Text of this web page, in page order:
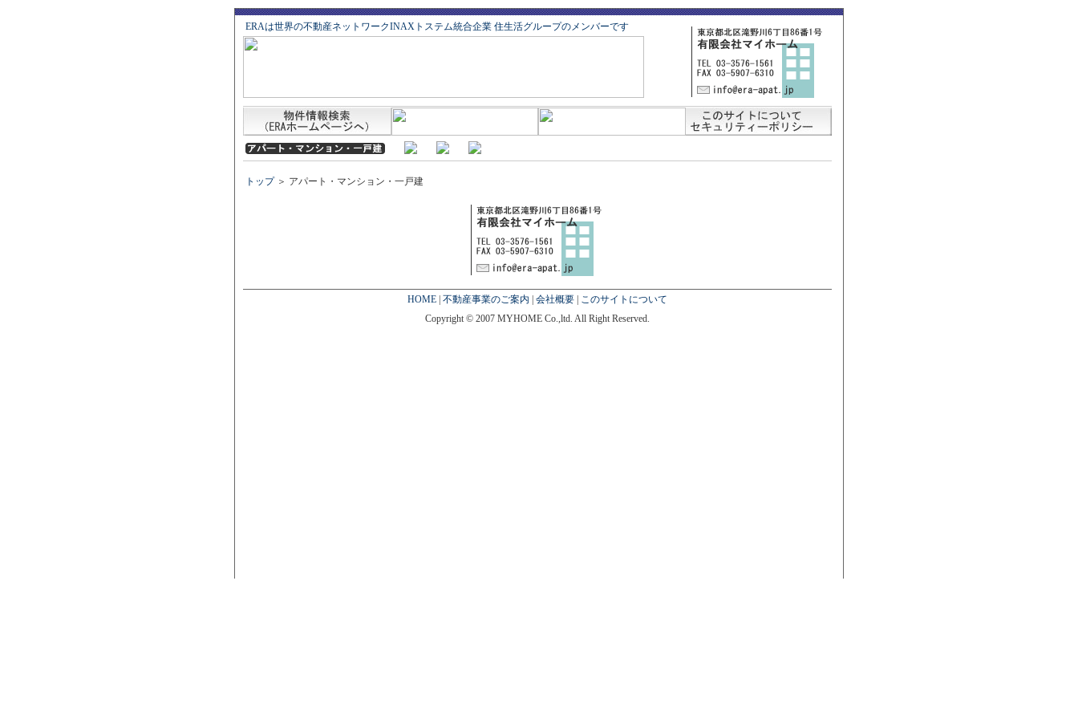
ERAは世界の不動産ネットワークINAXトステム統合企業 住生活グループのメンバーです
トップ＞ アパート・マンション・一戸建
HOME 不動産事業のご案内 会社概要
このサイトについて
Copyright © 2007 MYHOME Co.,ltd. All Right Reserved.